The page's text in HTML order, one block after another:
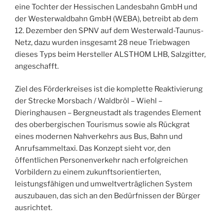
eine Tochter der Hessischen Landesbahn GmbH und
der Westerwaldbahn GmbH (WEBA), betreibt ab dem
12. Dezember den SPNV auf dem Westerwald-Taunus-
Netz, dazu wurden insgesamt 28 neue Triebwagen
dieses Typs beim Hersteller ALSTHOM LHB, Salzgitter,
angeschafft.
Ziel des Förderkreises ist die komplette Reaktivierung
der Strecke Morsbach / Waldbröl – Wiehl –
Dieringhausen – Bergneustadt als tragendes Element
des oberbergischen Tourismus sowie als Rückgrat
eines modernen Nahverkehrs aus Bus, Bahn und
Anrufsammeltaxi. Das Konzept sieht vor, den
öffentlichen Personenverkehr nach erfolgreichen
Vorbildern zu einem zukunftsorientierten,
leistungsfähigen und umweltverträglichen System
auszubauen, das sich an den Bedürfnissen der Bürger
ausrichtet.